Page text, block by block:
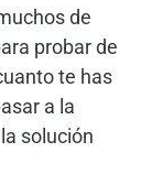
de
probar de
te has
a la
solución